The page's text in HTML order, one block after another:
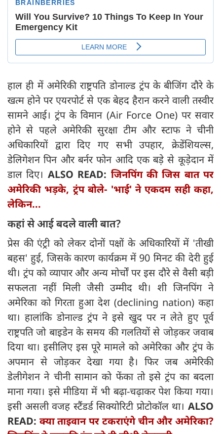
हाल ही में अमेरिकी राष्ट्रपति डोनाल्ड ट्रंप के बीजिंग दौरे के
खत्म होने पर एयरपोर्ट से एक बेहद हैरान करने वाली तस्वीर
सामने आई। ट्रंप के विमान (Air Force One) पर सवार
होने से पहले अमेरिकी सुरक्षा टीम और स्टाफ ने चीनी
अधिकारियों द्वारा दिए गए सभी उपहार, क्रेडेंशियल्स,
डेलिगेशन पिन और बर्नर फोन आदि एक बड़े से कूड़ेदान में
डाल दिए। ALSO READ: जिनपिंग की जिस बात पर
अमेरिकी भड़के, ट्रंप बोले- 'भाई' ने एकदम सही कहा,
लेकिन...
कहां से आई बदले वाली बात?
प्रेस की एंट्री को लेकर दोनों पक्षों के अधिकारियों में 'तीखी
बहस' हुई, जिसके कारण कार्यक्रम में 90 मिनट की देरी हुई
थी। ट्रंप को व्यापार और अन्य मोर्चों पर इस दौरे से वैसी बड़ी
सफलता नहीं मिली जैसी उम्मीद थी। शी जिनपिंग ने
अमेरिका को गिरता हुआ देश (declining nation) कहा
था। हालांकि डोनाल्ड ट्रंप ने इसे खुद पर न लेते हुए पूर्व
राष्ट्रपति जो बाइडेन के समय की गलतियों से जोड़कर जवाब
दिया था। इसीलिए इस पूरे मामले को अमेरिका और ट्रंप के
अपमान से जोड़कर देखा गया है। फिर जब अमेरिकी
डेलीगेशन ने चीनी सामान को फेंका तो इसे ट्रंप का बदला
माना गया। इसे मीडिया में भी बढ़ा-चढ़ाकर पेश किया गया।
इसी असली वजह स्टैंडर्ड सिक्योरिटी प्रोटोकॉल था। ALSO
READ: क्या ताइवान पर टकराएंगे चीन और अमेरिका?